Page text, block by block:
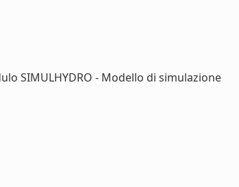
SIMULHYDRO - Modello di simulazione